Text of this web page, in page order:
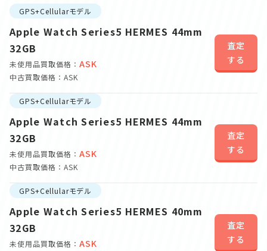
GPS+Cellularモデル
Apple Watch Series5 HERMES 44mm
32GB
未使用品買取価格： ASK
中古買取価格：ASK
査定
する
GPS+Cellularモデル
Apple Watch Series5 HERMES 44mm
32GB
未使用品買取価格： ASK
中古買取価格：ASK
査定
する
GPS+Cellularモデル
Apple Watch Series5 HERMES 40mm
32GB
未使用品買取価格： ASK
査定
する